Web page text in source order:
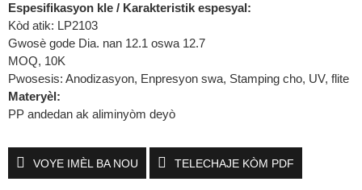
Espesifikasyon kle / Karakteristik espesyal:
Kòd atik: LP2103
Gwosè gode Dia. nan 12.1 oswa 12.7
MOQ, 10K
Pwosesis: Anodizasyon, Enpresyon swa, Stamping cho, UV, flite
Materyèl:
PP andedan ak aliminyòm deyò
VOYE IMÈL BA NOU TELECHAJE KÒM PDF